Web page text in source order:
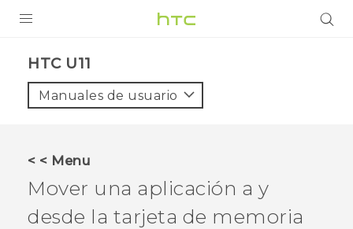
VIVE
VIVERSE
HTC U11‎
Manuales de usuario
< < Menu
Mover una aplicación a y
desde la tarjeta de memoria